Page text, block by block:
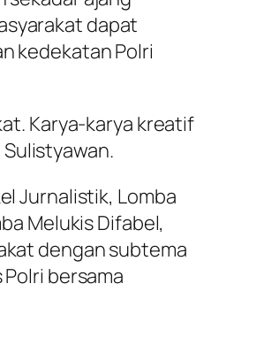
dapat
kedekatan Polri
Karya-karya kreatif
Jurnalistik, Lomba
Melukis Difabel,
dengan subtema
bersama